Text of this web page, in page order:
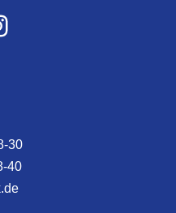
30
40